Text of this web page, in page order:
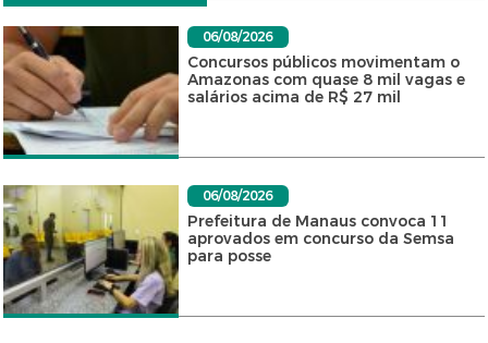
06/08/2026
Concursos públicos movimentam o
Amazonas com quase 8 mil vagas e
salários acima de R$ 27 mil
06/08/2026
Prefeitura de Manaus convoca 11
aprovados em concurso da Semsa
para posse